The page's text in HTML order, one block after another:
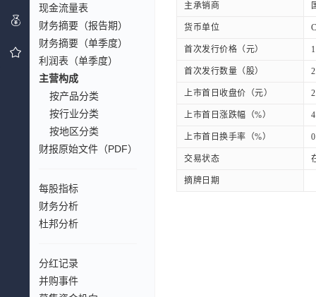
现金流量表
财务摘要（报告期）
财务摘要（单季度）
利润表（单季度）
主营构成
按产品分类
按行业分类
按地区分类
财报原始文件（PDF）
每股指标
财务分析
杜邦分析
分红记录
并购事件
主承销商
货币单位
首次发行价格（元）
首次发行数量（股）
上市首日收盘价（元）
上市首日涨跌幅（%）
上市首日换手率（%）
交易状态
摘牌日期